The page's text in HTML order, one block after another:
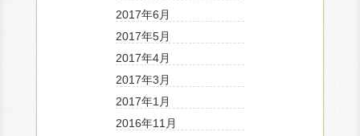
2017年6月
2017年5月
2017年4月
2017年3月
2017年1月
2016年11月